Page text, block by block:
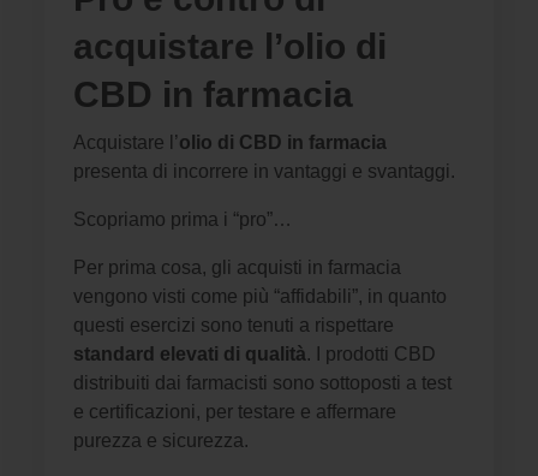
acquistare l’olio di
CBD in farmacia
Acquistare l’olio di CBD in farmacia
presenta di incorrere in vantaggi e svantaggi.
Scopriamo prima i “pro”…
Per prima cosa, gli acquisti in farmacia
vengono visti come più “affidabili”, in quanto
questi esercizi sono tenuti a rispettare
standard elevati di qualità. I prodotti CBD
distribuiti dai farmacisti sono sottoposti a test
e certificazioni, per testare e affermare
purezza e sicurezza.